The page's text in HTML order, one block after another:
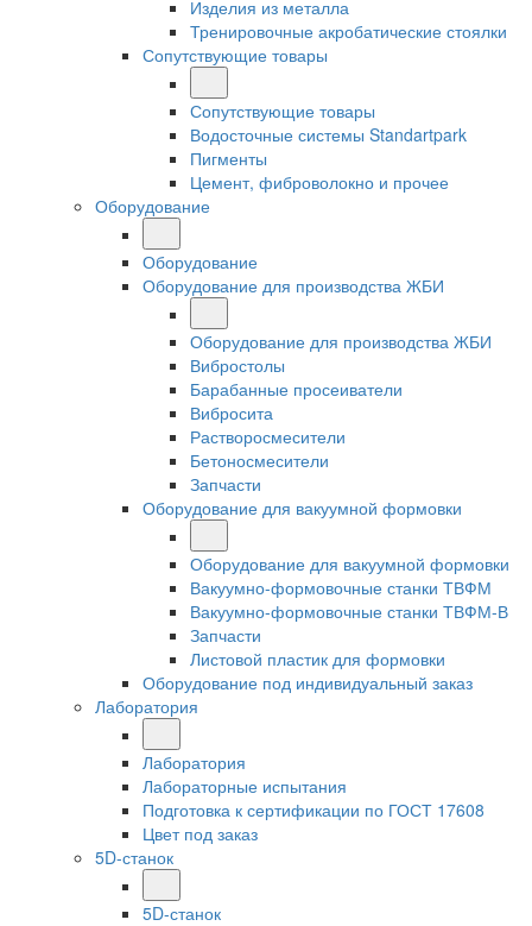
Изделия из металла
Тренировочные акробатические стоялки
Сопутствующие товары
Сопутствующие товары
Водосточные системы Standartpark
Пигменты
Цемент, фиброволокно и прочее
Оборудование
Оборудование
Оборудование для производства ЖБИ
Оборудование для производства ЖБИ
Вибростолы
Барабанные просеиватели
Вибросита
Растворосмесители
Бетоносмесители
Запчасти
Оборудование для вакуумной формовки
Оборудование для вакуумной формовки
Вакуумно-формовочные станки ТВФМ
Вакуумно-формовочные станки ТВФМ-В
Запчасти
Листовой пластик для формовки
Оборудование под индивидуальный заказ
Лаборатория
Лаборатория
Лабораторные испытания
Подготовка к сертификации по ГОСТ 17608
Цвет под заказ
5D-станок
5D-станок